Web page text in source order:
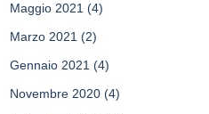
Maggio 2021 (4)
Marzo 2021 (2)
Gennaio 2021 (4)
Novembre 2020 (4)